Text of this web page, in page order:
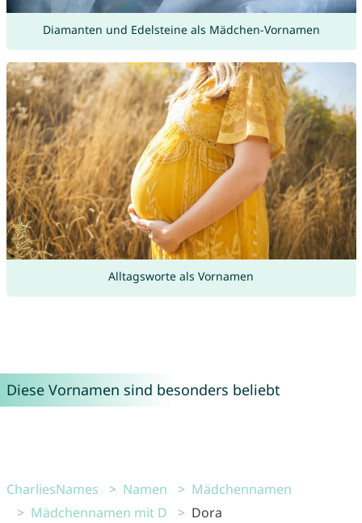
Diamanten und Edelsteine als Mädchen-Vornamen
Alltagsworte als Vornamen
Diese Vornamen sind besonders beliebt
CharliesNames Namen
Mädchennamen
Mädchennamen mit D
Dora